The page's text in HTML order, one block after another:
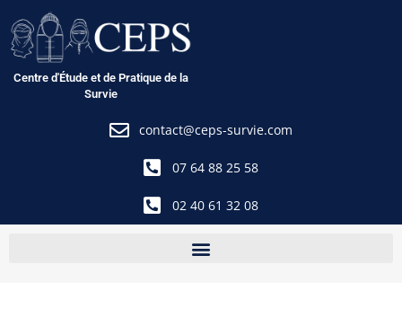
au
contenu
Centre d'Étude et de Pratique de la
Survie
contact@ceps-survie.com
07 64 88 25 58
02 40 61 32 08